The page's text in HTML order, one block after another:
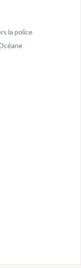
la police